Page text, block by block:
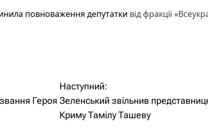
повноваження депутатки від фракції
Героя
Наступний:
Зеленський звільнив
Криму Тамілу Ташеву